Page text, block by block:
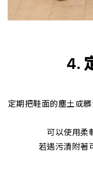
4.
定期把鞋面的塵土或
可以使用柔
若遇污漬附著